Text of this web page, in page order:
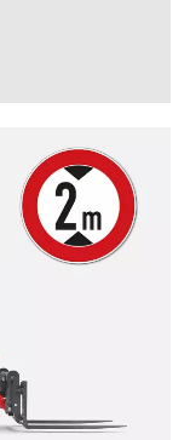
direkt von
zwischen den
Maschinen
rein
Getriebe. Der
hohe